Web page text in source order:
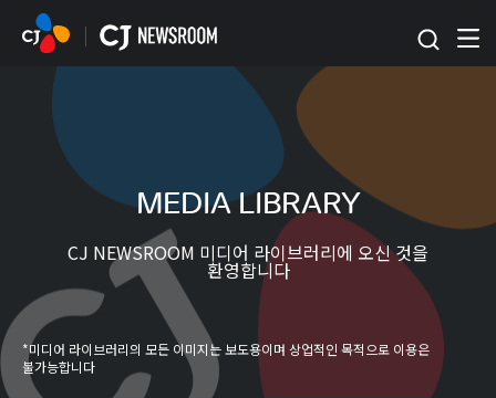
본문 바로가기
MEDIA LIBRARY
CJ NEWSROOM 미디어 라이브러리에 오신 것을
환영합니다
*미디어 라이브러리의 모든 이미지는 보도용이며 상업적인 목적으로 이용은
불가능합니다